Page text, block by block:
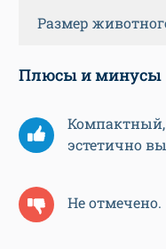
Размер
Плюсы и минусы
Компактный,
эстетично
Не отмечено.